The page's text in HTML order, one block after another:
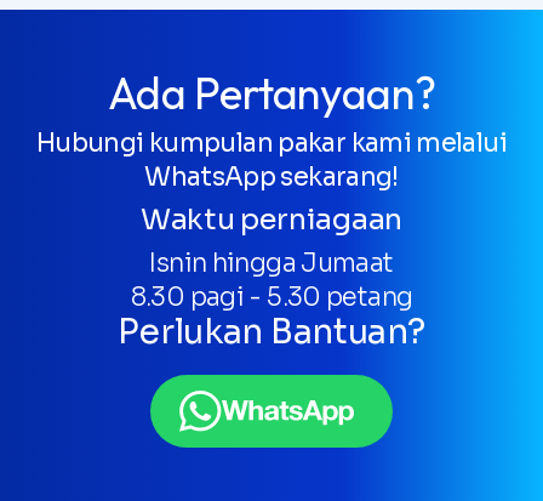
Ada Pertanyaan?
Hubungi kumpulan pakar kami melalui
WhatsApp sekarang!
Waktu perniagaan
Isnin hingga Jumaat
8.30 pagi - 5.30 petang
Perlukan Bantuan?